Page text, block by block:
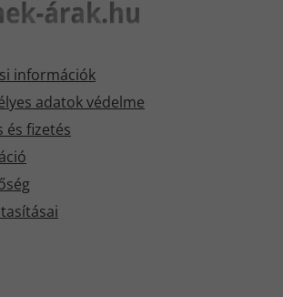
információk
adatok védelme
és fizetés